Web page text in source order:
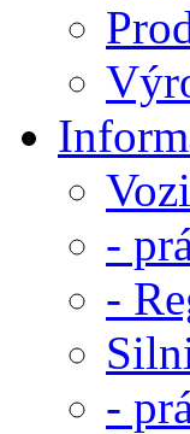
-
-
-